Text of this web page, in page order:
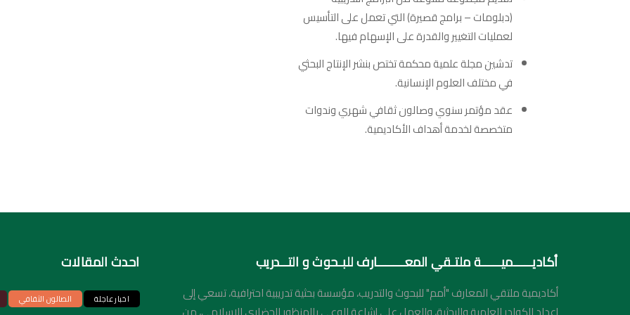
(دبلومات – برامج قصيرة) التي تعمل على التأسيس
لعمليات التغيير والقدرة على الإسهام فيها.
تدشين مجلة علمية محكمة تختص بنشر الإنتاج البحثي
في مختلف العلوم الإنسانية.
عقد مؤتمر سنوي وصالون ثقافي شهري وندوات
متخصصة لخدمة أهداف الأكاديمية.
مع الدكتور نزيه علي
البحر الأحمر يعمق أزمات الاقتصاد
العالمي
أكاديـــــميـــــة ملتـقي المعـــــــارف للبـحوث و التــدريب
أكاديمية ملتقي المعارف "أمم" للبحوث والتدريب، مؤسسة بحثية تدريبية احترافية، تسعي إلى
احدث المقالات
اخبار عاجلة الصالون الثقافي